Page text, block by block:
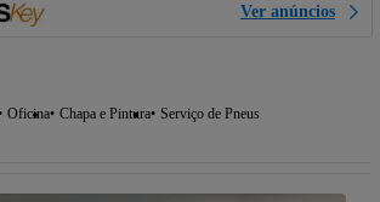
Ver anúncios
Oficina Chapa e Pintura Serviço de Pneus